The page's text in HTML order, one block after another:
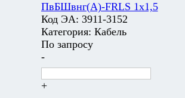
ПвБШвнг(А)-FRLS 1х1,5
Код ЭА: 3911-3152
Категория: Кабель
По запросу
-
+